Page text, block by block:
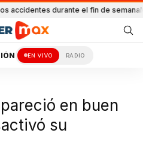
durante el fin de semanaMilei
EN VIVO RADIO
en buen
su